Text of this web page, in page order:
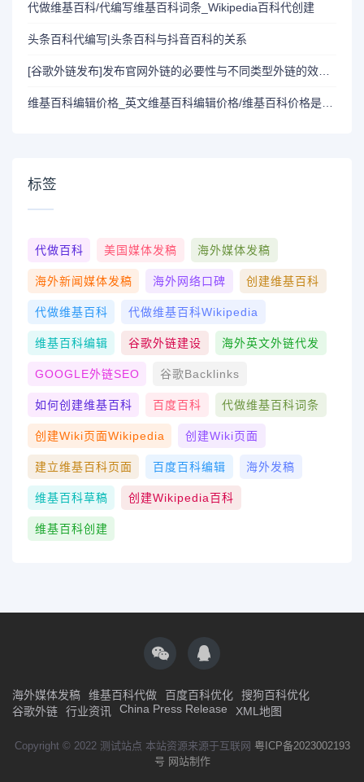
代做维基百科/代编写维基百科词条_Wikipedia百科代创建
头条百科代编写|头条百科与抖音百科的关系
标签
代做百科 美国媒体发稿 海外媒体发稿
海外新闻媒体发稿 海外网络口碑 创建维基百科
代做维基百科 代做维基百科wikipedia
维基百科编辑 谷歌外链建设 海外英文外链代发
GOOGLE外链SEO 谷歌Backlinks
如何创建维基百科 百度百科 代做维基百科词条
创建wiki页面Wikipedia 创建wiki页面
建立维基百科页面 百度百科编辑 海外发稿
维基百科草稿 创建Wikipedia百科
维基百科创建
海外媒体发稿 维基百科代做 百度百科优化
搜狗百科优化
谷歌外链
行业资讯 China Press Release XML地图
Copyright © 2022 测试站点 本站资源来源于互联网 粤ICP备2023002193
号 网站制作